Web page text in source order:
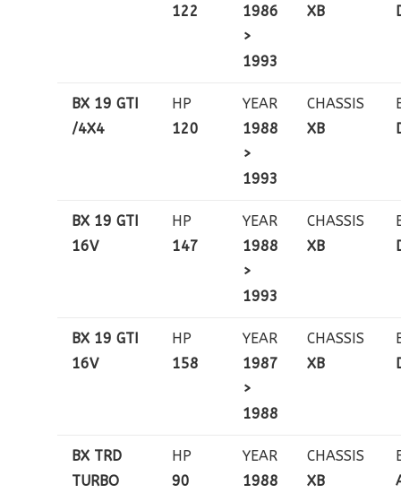
122
1986
>
1993
XB
BX 19 GTI
/4X4
HP
120
YEAR
1988
>
1993
CHASSIS
XB
BX 19 GTI
16V
HP
147
YEAR
1988
>
1993
CHASSIS
XB
BX 19 GTI
16V
HP
158
YEAR
1987
>
1988
CHASSIS
XB
BX TRD
TURBO
HP
90
YEAR
1988
CHASSIS
XB